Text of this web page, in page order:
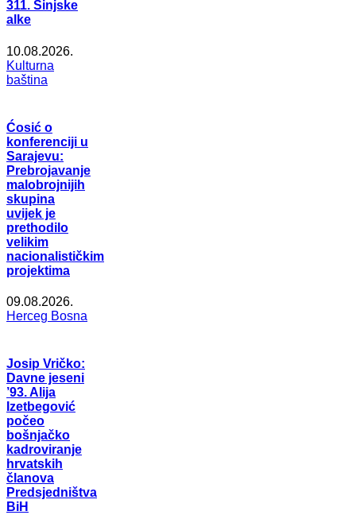
311. Sinjske
alke
10.08.2026.
Kulturna
baština
Ćosić o
konferenciji u
Sarajevu:
Prebrojavanje
malobrojnijih
skupina
uvijek je
prethodilo
velikim
nacionalističkim
projektima
09.08.2026.
Herceg Bosna
Josip Vričko:
Davne jeseni
’93. Alija
Izetbegović
počeo
bošnjačko
kadroviranje
hrvatskih
članova
Predsjedništva
BiH